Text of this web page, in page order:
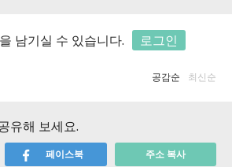
남기실 수 있습니다. 로그인
공감순 최신순
유해 보세요.
페이스북 주소 복사